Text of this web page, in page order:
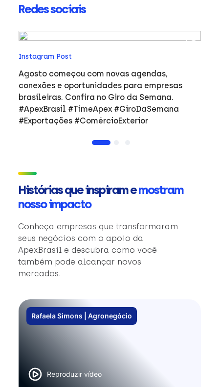
Redes sociais
Instagram Post
Agosto começou com novas agendas,
conexões e oportunidades para empresas
brasileiras. Confira no Giro da Semana.
#ApexBrasil #TimeApex #GiroDaSemana
#Exportações #ComércioExterior
Histórias que inspiram emostram
nosso impacto
Conheça empresas que transformaram
seus negócios com o apoio da
ApexBrasil e descubra como você
também pode alcançar novos
mercados.
Rafaela Simons | Agronegócio
Reproduzir vídeo